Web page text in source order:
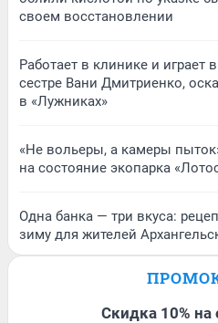
своем восстановлении
Работает в клинике и играет
сестре Вани Дмитриенко,
в «Лужниках»
«Не вольеры, а камеры
на состояние экопарка
Одна банка — три вкуса:
зиму для жителей
Скидка 10% на